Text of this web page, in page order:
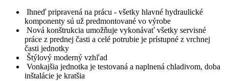
Ihneď pripravená na prácu - všetky hlavné hydraulické
komponenty sú už predmontované vo výrobe
Nová konštrukcia umožňuje vykonávať všetky servisné
práce z prednej časti a celé potrubie je prístupné z vrchnej
časti jednotky
Štýlový moderný vzhľad
Vonkajšia jednotka je testovaná a naplnená chladivom, doba
inštalácie je kratšia